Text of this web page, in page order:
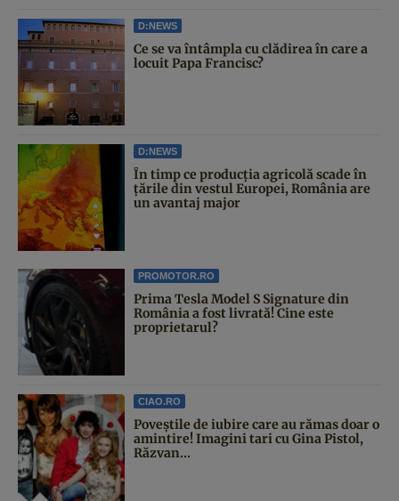
D:NEWS
Ce se va întâmpla cu clădirea în care a
locuit Papa Francisc?
D:NEWS
În timp ce producția agricolă scade în
țările din vestul Europei, România are
un avantaj major
PROMOTOR.RO
Prima Tesla Model S Signature din
România a fost livrată! Cine este
proprietarul?
CIAO.RO
Poveştile de iubire care au rămas doar o
amintire! Imagini tari cu Gina Pistol,
Răzvan...